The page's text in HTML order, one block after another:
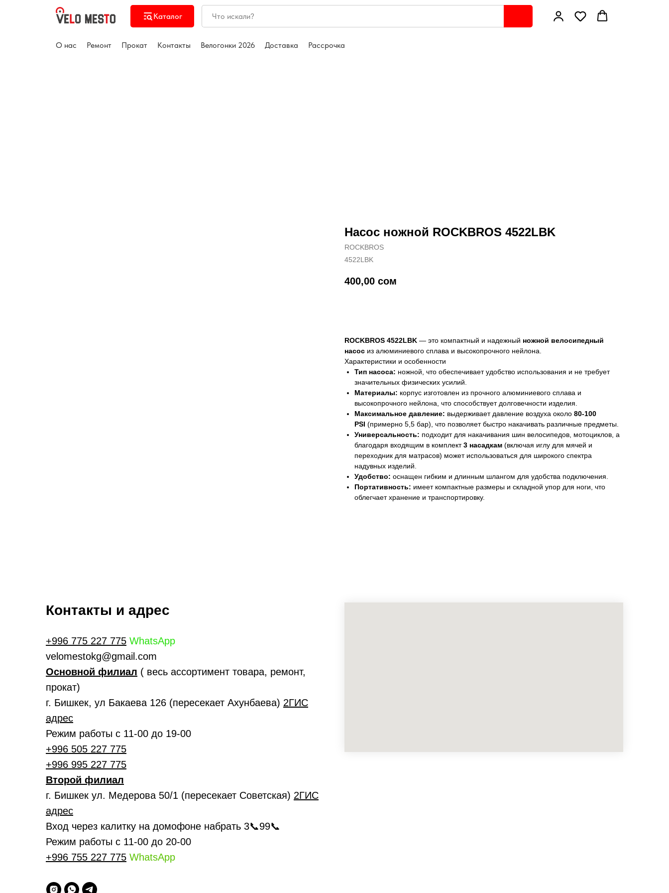
Каталог
О нас Ремонт Прокат Контакты Велогонки 2026 Доставка Рассрочка
Насос ножной ROCKBROS 4522LBK
ROCKBROS
4522LBK
400,00 сом
ROCKBROS 4522LBK — это компактный и надежный ножной велосипедный
насос из алюминиевого сплава и высокопрочного нейлона.
Характеристики и особенности
Тип насоса: ножной, что обеспечивает удобство использования и не требует
значительных физических усилий.
Материалы: корпус изготовлен из прочного алюминиевого сплава и
высокопрочного нейлона, что способствует долговечности изделия.
Максимальное давление: выдерживает давление воздуха около 80-100
PSI (примерно 5,5 бар), что позволяет быстро накачивать различные предметы.
Универсальность: подходит для накачивания шин велосипедов, мотоциклов, а
благодаря входящим в комплект3 насадкам (включая иглу для мячей и
переходник для матрасов) может использоваться для широкого спектра
надувных изделий.
Удобство: оснащен гибким и длинным шлангом для удобства подключения.
Портативность: имеет компактные размеры и складной упор для ноги, что
облегчает хранение и транспортировку.
Контакты и адрес
+996 775 227 775 WhatsApp
velomestokg@gmail.com
Основной филиал ( весь ассортимент товара, ремонт,
прокат)
г. Бишкек, ул Бакаева 126 (пересекает Ахунбаева) 2ГИС
адрес
Режим работы с 11-00 до 19-00
+996 505 227 775
+996 995 227 775
Второй филиал
г. Бишкек ул. Медерова 50/1 (пересекает Советская) 2ГИС
адрес
Вход через калитку на домофоне набрать 3📞99📞
Режим работы с 11-00 до 20-00
+996 755 227 775 WhatsApp